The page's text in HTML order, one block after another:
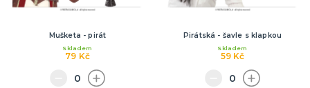
Mušketa - pirát
79 Kč
Skladem
Pirátská - šavle s klapkou
59 Kč
Skladem